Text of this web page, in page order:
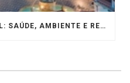
DIGITAL HEALTH PORTUGAL: SAÚDE, AMBIENTE E RESILIÊNCIA À COVID-19